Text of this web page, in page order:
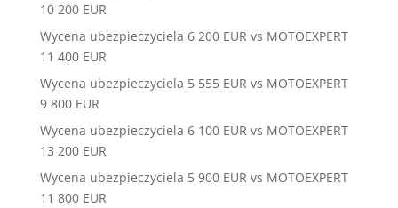
10 200 EUR
Wycena ubezpieczyciela 6 200 EUR vs MOTOEXPERT
11 400 EUR
Wycena ubezpieczyciela 5 555 EUR vs MOTOEXPERT
9 800 EUR
Wycena ubezpieczyciela 6 100 EUR vs MOTOEXPERT
13 200 EUR
Wycena ubezpieczyciela 5 900 EUR vs MOTOEXPERT
11 800 EUR